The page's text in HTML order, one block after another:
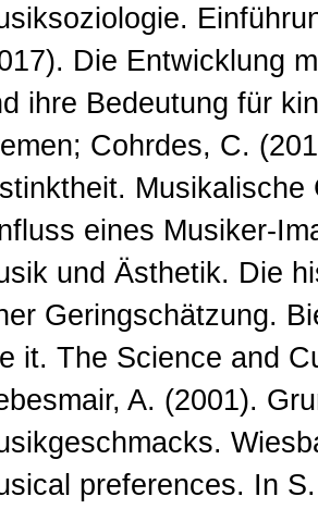
Die Entwicklung
ihre Bedeutung für
Cohrdes, C.
eines Musiker-
und Ästhetik. Die
Geringschätzung.
it. The Science and
A. (2001).
preferences. In